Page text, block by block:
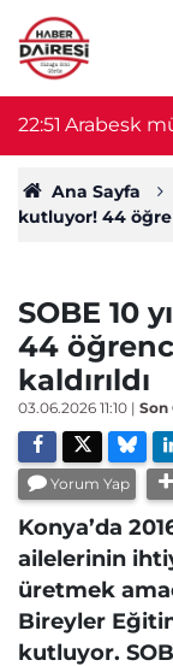
22:51 Arabesk
kaybetti
Ana Sayfa
kutluyor! 44
SOBE 10
44
kaldırıldı
03.06.2026 11:10 | Son
Yorum Yap
Konya’da
ailelerinin
üretmek
Bireyler Eğitim
kutluyor.